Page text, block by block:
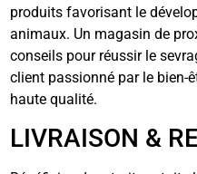
produits favorisant le
animaux. Un magasin de
conseils pour réussir le
client passionné par le bien-
haute qualité.
LIVRAISON &